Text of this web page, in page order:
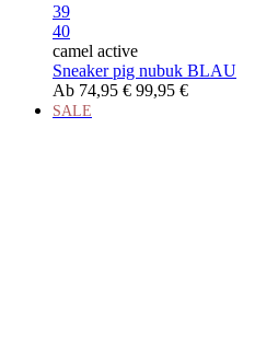
39
40
camel active
Sneaker pig nubuk BLAU
Ab 74,95 € 99,95 €
SALE